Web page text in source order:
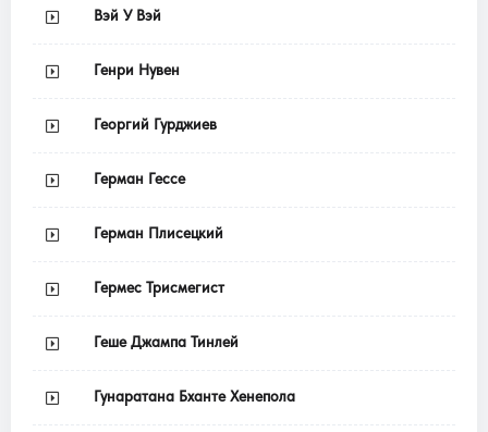
Вэй У Вэй
Генри Нувен
Георгий Гурджиев
Герман Гессе
Герман Плисецкий
Гермес Трисмегист
Геше Джампа Тинлей
Гунаратана Бханте Хенепола